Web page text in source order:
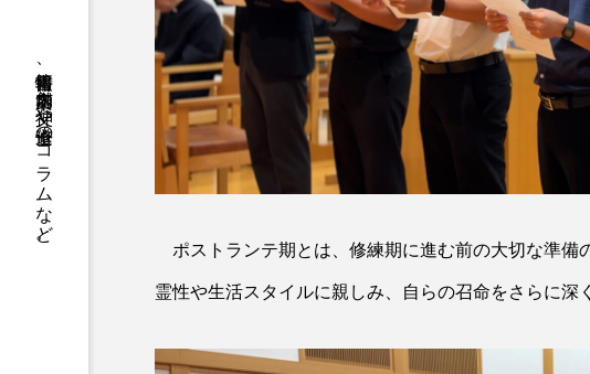
書籍情報、店舗案内、神父や修道士のコラムなど。 ポストランテ期とは、修練期に進む前の大切な準備
霊性や生活スタイルに親しみ、自らの召命をさらに深